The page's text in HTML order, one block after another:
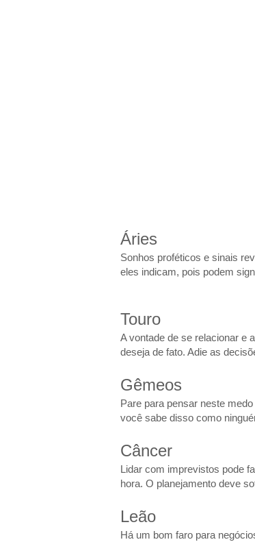
Áries
Sonhos proféticos e sinais
eles indicam, pois podem
Touro
A vontade de se relacionar e
deseja de fato. Adie as
Gêmeos
Pare para pensar neste
você sabe disso como
Câncer
Lidar com imprevistos pode
hora. O planejamento deve
Leão
Há um bom faro para